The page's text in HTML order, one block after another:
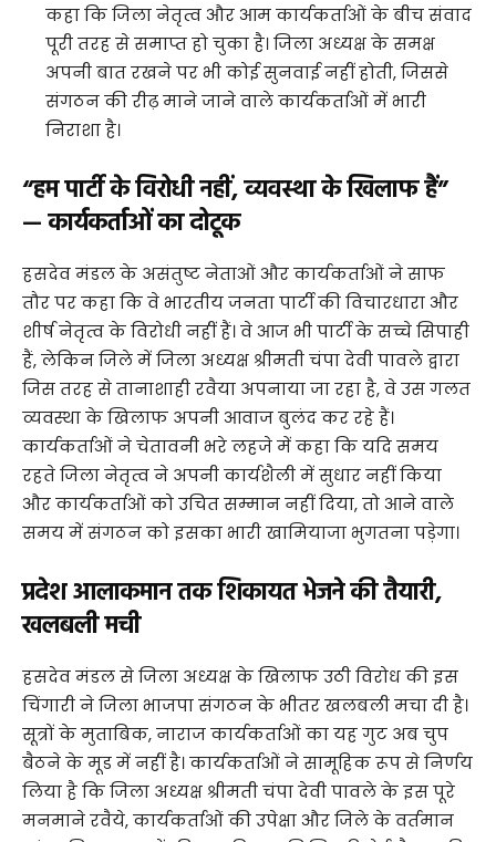
कहा कि जिला नेतृत्व और आम कार्यकर्ताओं के बीच संवाद
पूरी तरह से समाप्त हो चुका है। जिला अध्यक्ष के समक्ष
अपनी बात रखने पर भी कोई सुनवाई नहीं होती, जिससे
संगठन की रीढ़ माने जाने वाले कार्यकर्ताओं में भारी
निराशा है।
“हम पार्टी के विरोधी नहीं, व्यवस्था के खिलाफ हैं”
— कार्यकर्ताओं का दोटूक
​हसदेव मंडल के असंतुष्ट नेताओं और कार्यकर्ताओं ने साफ
तौर पर कहा कि वे भारतीय जनता पार्टी की विचारधारा और
शीर्ष नेतृत्व के विरोधी नहीं हैं। वे आज भी पार्टी के सच्चे सिपाही
हैं, लेकिन जिले में जिला अध्यक्ष श्रीमती चंपा देवी पावले द्वारा
जिस तरह से तानाशाही रवैया अपनाया जा रहा है, वे उस गलत
व्यवस्था के खिलाफ अपनी आवाज बुलंद कर रहे हैं।
कार्यकर्ताओं ने चेतावनी भरे लहजे में कहा कि यदि समय
रहते जिला नेतृत्व ने अपनी कार्यशैली में सुधार नहीं किया
और कार्यकर्ताओं को उचित सम्मान नहीं दिया, तो आने वाले
समय में संगठन को इसका भारी खामियाजा भुगतना पड़ेगा।
प्रदेश आलाकमान तक शिकायत भेजने की तैयारी,
खलबली मची
​हसदेव मंडल से जिला अध्यक्ष के खिलाफ उठी विरोध की इस
चिंगारी ने जिला भाजपा संगठन के भीतर खलबली मचा दी है।
सूत्रों के मुताबिक, नाराज कार्यकर्ताओं का यह गुट अब चुप
बैठने के मूड में नहीं है। कार्यकर्ताओं ने सामूहिक रूप से निर्णय
लिया है कि जिला अध्यक्ष श्रीमती चंपा देवी पावले के इस पूरे
मनमाने रवैये, कार्यकर्ताओं की उपेक्षा और जिले के वर्तमान